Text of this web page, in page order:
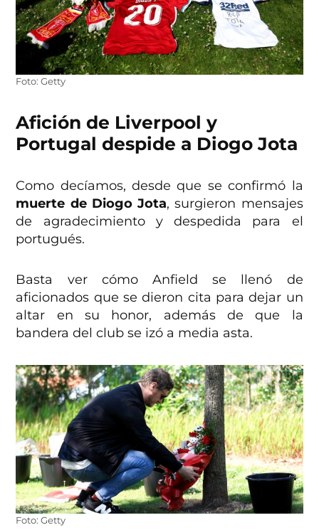
Foto: Getty
Afición de Liverpool y
Portugal despide a Diogo Jota
Como decíamos, desde que se confirmó la
muerte de Diogo Jota, surgieron mensajes
de agradecimiento y despedida para el
portugués.
Basta ver cómo Anfield se llenó de
aficionados que se dieron cita para dejar un
altar en su honor, además de que la
bandera del club se izó a media asta.
Foto: Getty